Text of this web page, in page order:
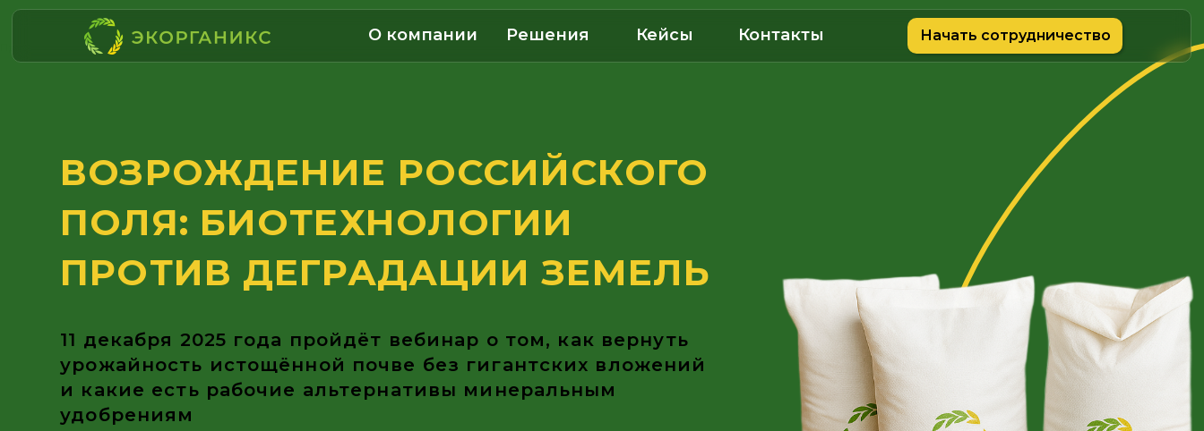
Начать сотрудничество
О компании Решения Кейсы Контакты
ВОЗРОЖДЕНИЕ РОССИЙСКОГО
ПОЛЯ: БИОТЕХНОЛОГИИ
ПРОТИВ ДЕГРАДАЦИИ ЗЕМЕЛЬ
и какие есть рабочие альтернативы минеральным
удобрениям
Проекты ЭКОрганикс в области переработки отходов животноводства